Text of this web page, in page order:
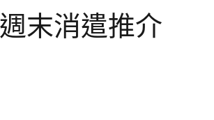
末消遣推介